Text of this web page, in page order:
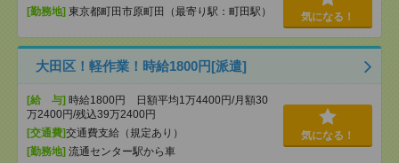
[勤務地] 東京都町田市原町田（最寄り駅：町田駅） 気になる！
大田区！軽作業！時給1800円[派遣]
[給 与] 時給1800円 日額平均1万4400円/月額30
万2400円/残込39万2400円
[交通費]交通費支給（規定あり）
[勤務地] 流通センター駅から車
気になる！